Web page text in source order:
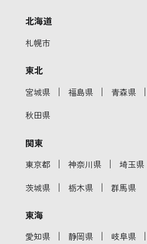
北海道
札幌市
東北
宮城県 ｜ 福島県 ｜ 青森県 ｜
秋田県
関東
東京都 ｜ 神奈川県 ｜ 埼玉県
茨城県 ｜ 栃木県 ｜ 群馬県
東海
愛知県 ｜ 静岡県 ｜ 岐阜県 ｜